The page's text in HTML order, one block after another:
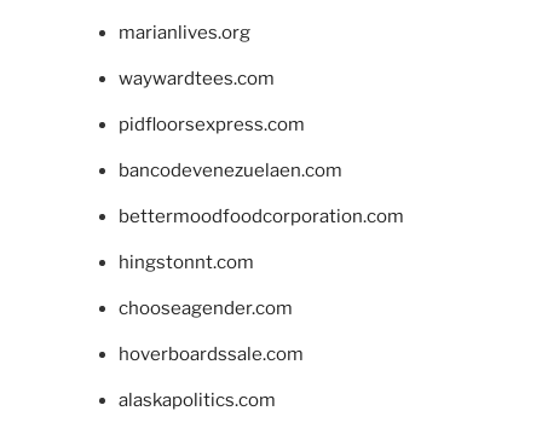
marianlives.org
waywardtees.com
pidfloorsexpress.com
bancodevenezuelaen.com
bettermoodfoodcorporation.com
hingstonnt.com
chooseagender.com
hoverboardssale.com
alaskapolitics.com